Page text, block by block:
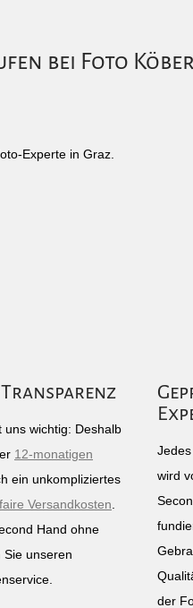
bei Foto
Experte in Graz.
uns wichtig: Deshalb
12-monatigen
ein unkompliziertes
faire Versandkosten
Hand ohne
Sie unseren
wird
der